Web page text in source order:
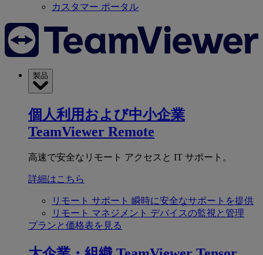
カスタマー ポータル
製品
個人利用および中小企業
TeamViewer Remote
高速で安全なリモート アクセスと IT サポート。
詳細はこちら
リモート サポート 瞬時に安全なサポートを提供
リモート マネジメント デバイスの監視と管理
プランと価格表を見る